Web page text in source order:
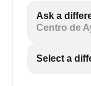
Ask a
Centro de
Select a